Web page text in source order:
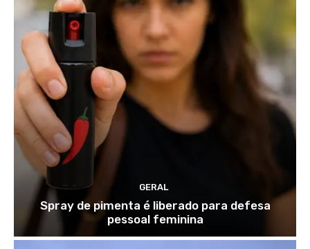
GERAL
Spray de pimenta é liberado para defesa
pessoal feminina